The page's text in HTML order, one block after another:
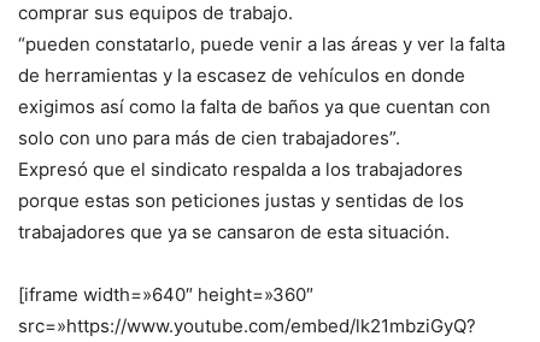
comprar sus equipos de trabajo.
“pueden constatarlo, puede venir a las áreas y ver la falta
de herramientas y la escasez de vehículos en donde
exigimos así como la falta de baños ya que cuentan con
solo con uno para más de cien trabajadores”.
Expresó que el sindicato respalda a los trabajadores
porque estas son peticiones justas y sentidas de los
trabajadores que ya se cansaron de esta situación.
[iframe width=»640″ height=»360″
src=»https://www.youtube.com/embed/lk21mbziGyQ?